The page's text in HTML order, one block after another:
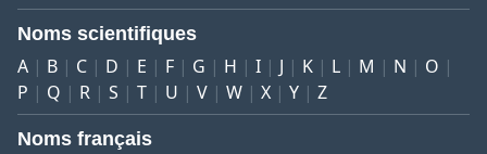
Noms scientifiques
A B C D E F G H I J K L M N
O
P
Q R S T U V W X Y Z
Noms français